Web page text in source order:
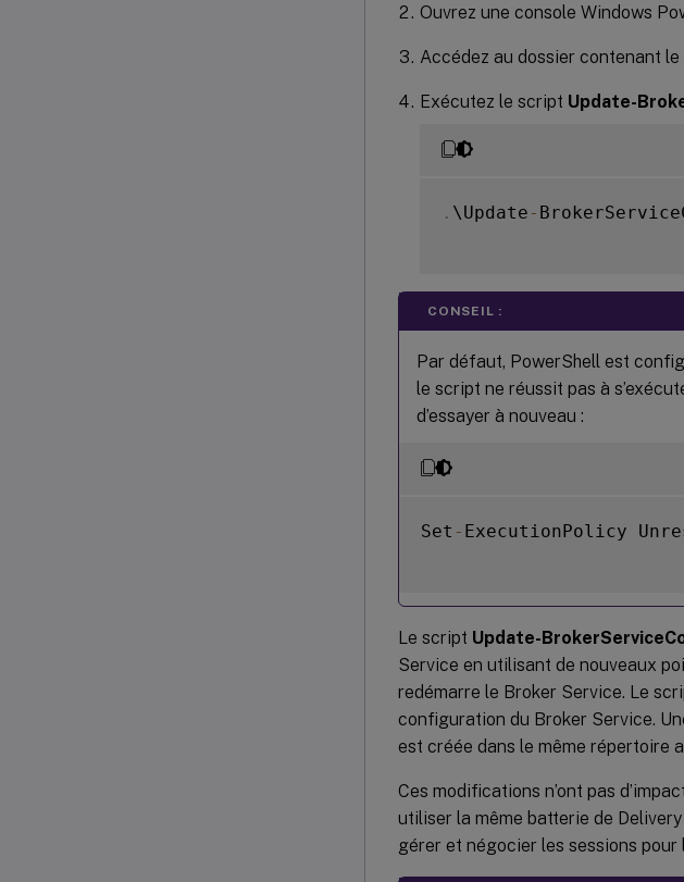
Ouvrez une console Windows
Accédez au dossier contenant
Exécutez le script Update-
. \Update -
CONSEIL :
Par défaut, PowerShell est
le script ne réussit pas à
d’essayer à nouveau :
Set - ExecutionPolicy
Le script Update-
Service en utilisant de nouveaux
redémarre le Broker Service. Le
configuration du Broker Service.
est créée dans le même répertoire
Ces modifications n’ont pas
utiliser la même batterie de
gérer et négocier les sessions